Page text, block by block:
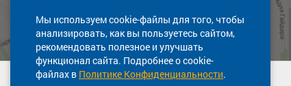
Мы используем cookie-файлы для того, чтобы
анализировать, как вы пользуетесь сайтом,
рекомендовать полезное и улучшать
функционал сайта. Подробнее о cookie-
файлах в Политике Конфиденциальности.